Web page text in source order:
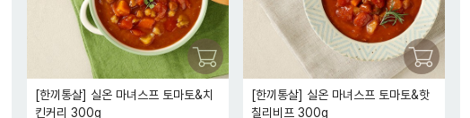
[한끼통살] 실온 마녀스프 토마토&치
킨커리 300g
[한끼통살] 실온 마녀스프 토마토&핫
칠리비프 300g